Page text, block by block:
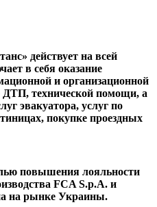
действует на всей
в себя оказание
и организационной
технической помощи, а
эвакуатора, услуг по
покупке проездных
повышения лояльности
FCA S.p.A. и
на рынке Украины.